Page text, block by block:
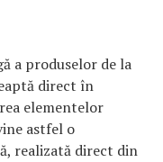
a produselor de la
direct în
elementelor
astfel o
realizată direct din